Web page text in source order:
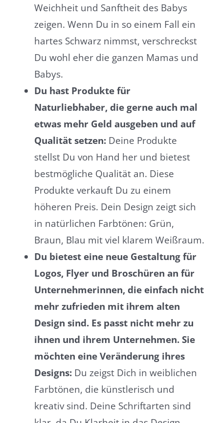
Weichheit und Sanftheit des Babys
zeigen. Wenn Du in so einem Fall ein
hartes Schwarz nimmst, verschreckst
Du wohl eher die ganzen Mamas und
Babys.
Du hast Produkte für
Naturliebhaber, die gerne auch mal
etwas mehr Geld ausgeben und auf
Qualität setzen:Deine Produkte
stellst Du von Hand her und bietest
bestmögliche Qualität an. Diese
Produkte verkauft Du zu einem
höheren Preis. Dein Design zeigt sich
in natürlichen Farbtönen: Grün,
Braun, Blau mit viel klarem Weißraum.
Du bietest eine neue Gestaltung für
Logos, Flyer und Broschüren an für
Unternehmerinnen, die einfach nicht
mehr zufrieden mit ihrem alten
Design sind. Es passt nicht mehr zu
ihnen und ihrem Unternehmen. Sie
möchten eine Veränderung ihres
Designs:Du zeigst Dich in weiblichen
Farbtönen, die künstlerisch und
kreativ sind. Deine Schriftarten sind